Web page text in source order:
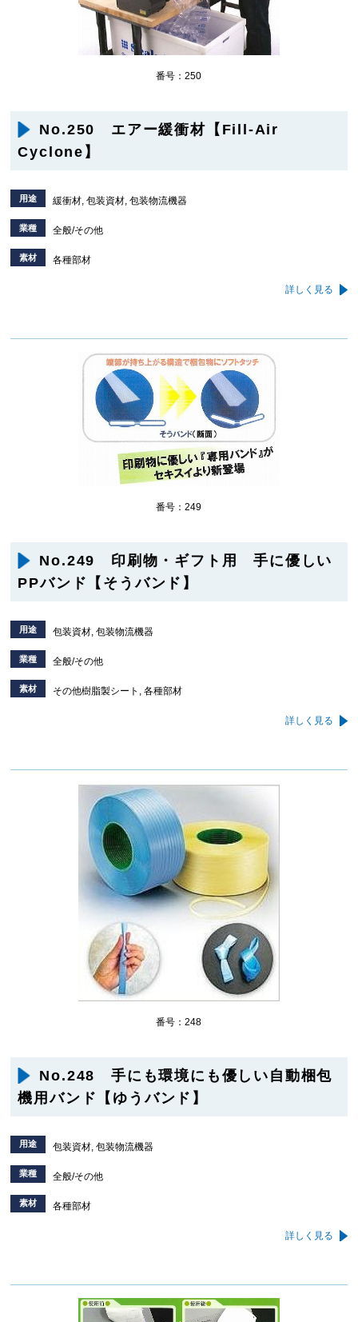
番号：250
No.250 エアー緩衝材【Fill-Air
Cyclone】
用途 緩衝材, 包装資材, 包装物流機器
業種 全般/その他
素材 各種部材
詳しく見る
番号：249
No.249 印刷物・ギフト用 手に優しい
PPバンド【そうバンド】
用途 包装資材, 包装物流機器
業種 全般/その他
素材 その他樹脂製シート, 各種部材
詳しく見る
番号：248
No.248 手にも環境にも優しい自動梱包
機用バンド【ゆうバンド】
用途 包装資材, 包装物流機器
業種 全般/その他
素材 各種部材
詳しく見る